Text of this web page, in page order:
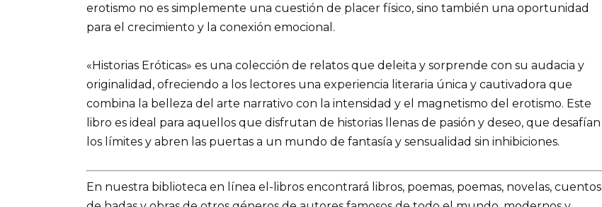
erotismo no es simplemente una cuestión de placer físico, sino también una oportunidad
para el crecimiento y la conexión emocional.
«Historias Eróticas» es una colección de relatos que deleita y sorprende con su audacia y
originalidad, ofreciendo a los lectores una experiencia literaria única y cautivadora que
combina la belleza del arte narrativo con la intensidad y el magnetismo del erotismo. Este
libro es ideal para aquellos que disfrutan de historias llenas de pasión y deseo, que desafían
los límites y abren las puertas a un mundo de fantasía y sensualidad sin inhibiciones.
En nuestra biblioteca en línea el-libros encontrará libros, poemas, poemas, novelas, cuentos